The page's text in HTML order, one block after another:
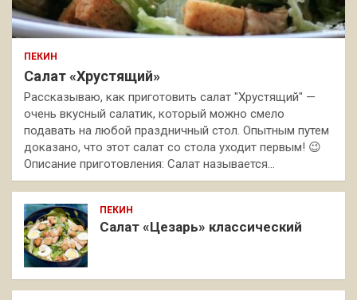
ПЕКИН
Салат «Хрустящий»
Рассказываю, как приготовить салат "Хрустящий" —
очень вкусный салатик, который можно смело
подавать на любой праздничный стол. Опытным путем
доказано, что этот салат со стола уходит первым! 😉
Описание приготовления: Салат называется…
ПЕКИН
Салат «Цезарь» классический